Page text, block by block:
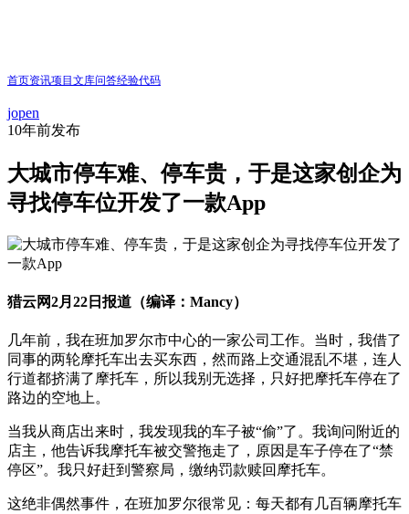
首页资讯项目文库问答经验代码
jopen
10年前发布
大城市停车难、停车贵，于是这家创企为
寻找停车位开发了一款App
猎云网2月22日报道（编译：Mancy）
几年前，我在班加罗尔市中心的一家公司工作。当时，我借了
同事的两轮摩托车出去买东西，然而路上交通混乱不堪，连人
行道都挤满了摩托车，所以我别无选择，只好把摩托车停在了
路边的空地上。
当我从商店出来时，我发现我的车子被“偷”了。我询问附近的
店主，他告诉我摩托车被交警拖走了，原因是车子停在了“禁
停区”。我只好赶到警察局，缴纳罚款赎回摩托车。
这绝非偶然事件，在班加罗尔很常见：每天都有几百辆摩托车